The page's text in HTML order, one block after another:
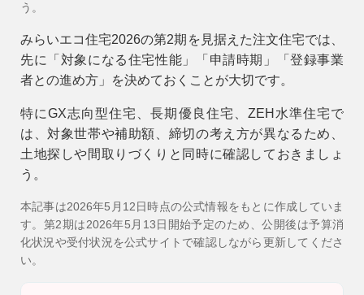
う。
みらいエコ住宅2026の第2期を見据えた注文住宅では、
先に「対象になる住宅性能」「申請時期」「登録事業
者との進め方」を決めておくことが大切です。
特にGX志向型住宅、長期優良住宅、ZEH水準住宅で
は、対象世帯や補助額、締切の考え方が異なるため、
土地探しや間取りづくりと同時に確認しておきましょ
う。
本記事は2026年5月12日時点の公式情報をもとに作成していま
す。第2期は2026年5月13日開始予定のため、公開後は予算消
化状況や受付状況を公式サイトで確認しながら更新してくださ
い。
イベント
営業時間 9時〜18時